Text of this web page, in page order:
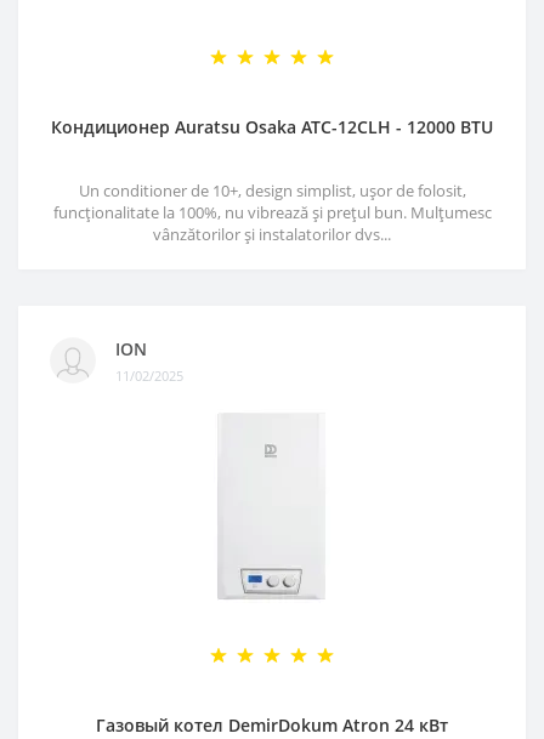
Кондиционер Auratsu Osaka ATC-12CLH - 12000 BTU
Un conditioner de 10+, design simplist, ușor de folosit,
funcționalitate la 100%, nu vibrează și prețul bun. Mulțumesc
vânzătorilor și instalatorilor dvs...
ION
11/02/2025
Газовый котел DemirDokum Atron 24 кВт